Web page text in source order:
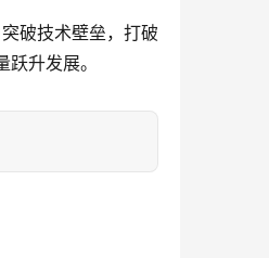
破技术壁垒，打破
升发展。